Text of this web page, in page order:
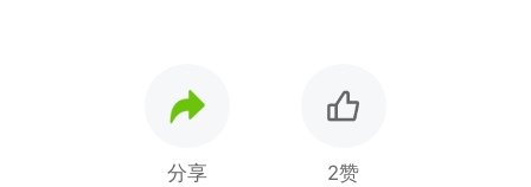
分享 2赞